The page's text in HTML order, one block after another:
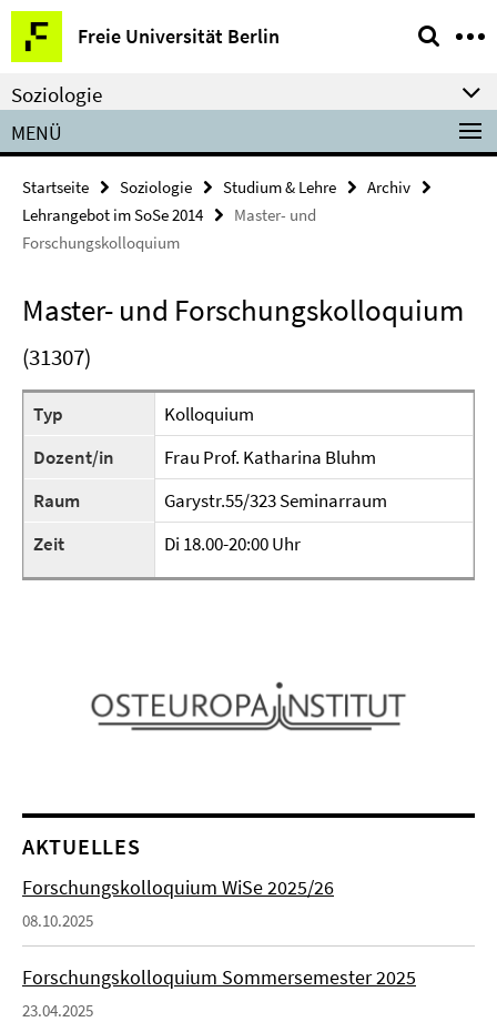
Springe
direkt
zu
Inhalt
Freie Universität Berlin
Service-
Navigation
Soziologie
MENÜ
Startseite Soziologie Studium & Lehre
Archiv
Lehrangebot im SoSe 2014
Master- und
Forschungskolloquium
Master- und Forschungskolloquium
(31307)
Typ
Kolloquium
Dozent/in
Frau Prof. Katharina Bluhm
Raum
Garystr.55/323 Seminarraum
Zeit
Di 18.00-20:00 Uhr
AKTUELLES
Forschungskolloquium WiSe 2025/26
08.10.2025
Forschungskolloquium Sommersemester 2025
23.04.2025